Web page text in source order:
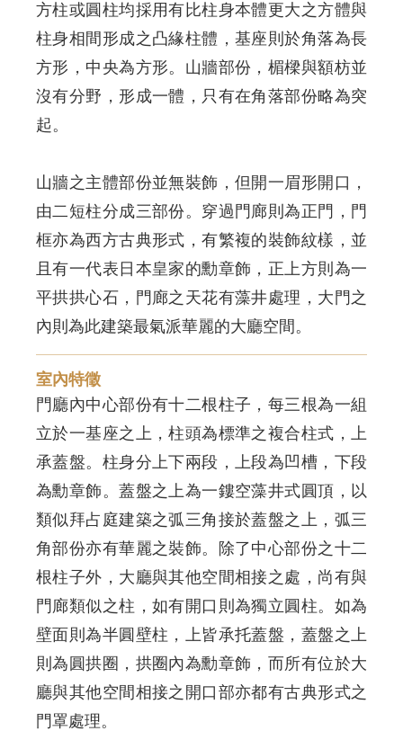
方柱或圓柱均採用有比柱身本體更大之方體與
柱身相間形成之凸緣柱體，基座則於角落為長
方形，中央為方形。山牆部份，楣樑與額枋並
沒有分野，形成一體，只有在角落部份略為突
起。
山牆之主體部份並無裝飾，但開一眉形開口，
由二短柱分成三部份。穿過門廊則為正門，門
框亦為西方古典形式，有繁複的裝飾紋樣，並
且有一代表日本皇家的勳章飾，正上方則為一
平拱拱心石，門廊之天花有藻井處理，大門之
內則為此建築最氣派華麗的大廳空間。
室內特徵
門廳內中心部份有十二根柱子，每三根為一組
立於一基座之上，柱頭為標準之複合柱式，上
承蓋盤。柱身分上下兩段，上段為凹槽，下段
為勳章飾。蓋盤之上為一鏤空藻井式圓頂，以
類似拜占庭建築之弧三角接於蓋盤之上，弧三
角部份亦有華麗之裝飾。除了中心部份之十二
根柱子外，大廳與其他空間相接之處，尚有與
門廊類似之柱，如有開口則為獨立圓柱。如為
壁面則為半圓壁柱，上皆承托蓋盤，蓋盤之上
則為圓拱圈，拱圈內為勳章飾，而所有位於大
廳與其他空間相接之開口部亦都有古典形式之
門罩處理。